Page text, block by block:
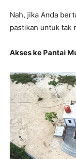
Nah, jika Anda
pastikan untuk tak
Akses ke Pantai